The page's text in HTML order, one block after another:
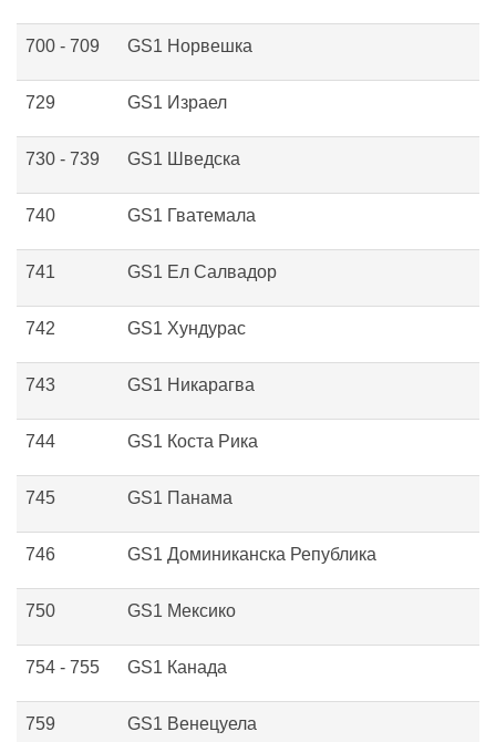
700 - 709 GS1 Норвешка
729 GS1 Израел
730 - 739 GS1 Шведска
740 GS1 Гватемала
741 GS1 Ел Салвадор
742 GS1 Хундурас
743 GS1 Никарагва
744 GS1 Коста Рика
745 GS1 Панама
746 GS1 Доминиканска Република
750 GS1 Мексико
754 - 755 GS1 Канада
759 GS1 Венецуела